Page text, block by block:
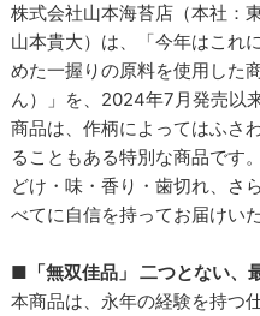
株式会社山本海苔店（本社：
山本貴大）は、「今年はこれ
めた一握りの原料を使用した
ん）」を、2024年7月発売以
商品は、作柄によってはふさ
ることもある特別な商品です
どけ・味・香り・歯切れ、さ
べてに自信を持ってお届けいた
■「無双佳品」 二つとない、
本商品は、永年の経験を持つ